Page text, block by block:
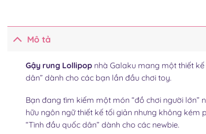
Mô tả
Gậy rung Lollipopnhà Galaku mang một thiết kế
dân” dành cho các bạn lần đầu chơi toy.
Bạn đang tìm kiếm một món “đồ chơi người
hữu ngôn ngữ thiết kế tối giản nhưng không
“Tình đầu quốc dân” dành cho các newbie.